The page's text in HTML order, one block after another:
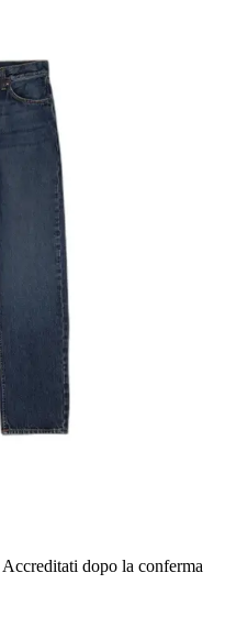
Accreditati dopo la conferma